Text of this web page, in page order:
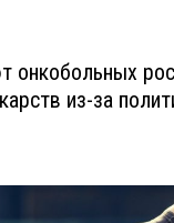
из-за